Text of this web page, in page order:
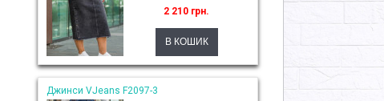
2 210 грн.
Джинси VJeans F2097-3